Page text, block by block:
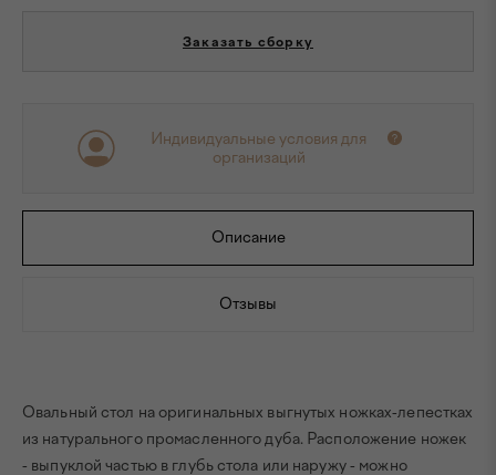
Заказать сборку
Индивидуальные условия для
организаций
Описание
Отзывы
Овальный стол на оригинальных выгнутых ножках-лепестках
из натурального промасленного дуба. Расположение ножек
- выпуклой частью в глубь стола или наружу - можно